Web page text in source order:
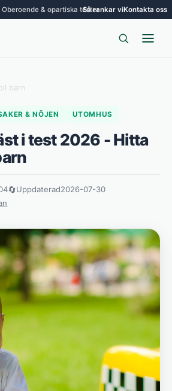
Oberoende & opartiska testerSå rankar viKontakta oss
barn
& NÖJEN UTOMHUS
i test 2026 - Hitta
🔄Uppdaterad2026-07-30